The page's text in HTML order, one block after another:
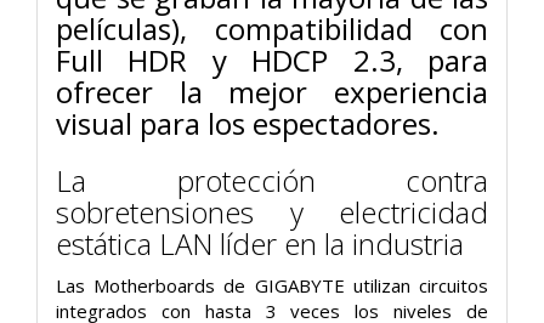
películas), compatibilidad con
Full HDR y HDCP 2.3, para
ofrecer la mejor experiencia
visual para los espectadores.
La protección contra
sobretensiones y electricidad
estática LAN líder en la industria
Las Motherboards de GIGABYTE utilizan circuitos
integrados con hasta 3 veces los niveles de